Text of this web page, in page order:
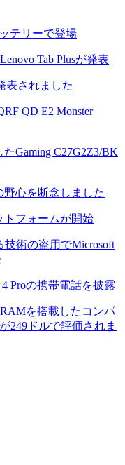
テリーで登場
Tab Plusが発表
表されました
QD E2 Monster
Gaming C27G2Z3/BK
野心を断念しました
トフォームが開始
技術の盗用でMicrosoft
Proの携帯電話を披露
を搭載したコンパ
249ドルで評価されま